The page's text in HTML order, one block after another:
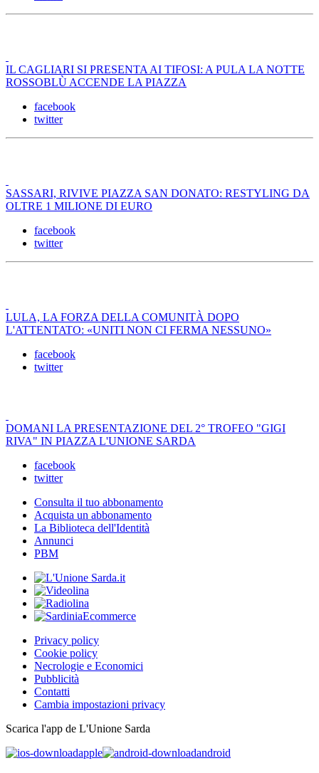
IL CAGLIARI SI PRESENTA AI TIFOSI: A PULA LA NOTTE
ROSSOBLÙ ACCENDE LA PIAZZA
facebook
twitter
SASSARI, RIVIVE PIAZZA SAN DONATO: RESTYLING DA
OLTRE 1 MILIONE DI EURO
facebook
twitter
LULA, LA FORZA DELLA COMUNITÀ DOPO
L'ATTENTATO: «UNITI NON CI FERMA NESSUNO»
facebook
twitter
DOMANI LA PRESENTAZIONE DEL 2° TROFEO "GIGI
RIVA" IN PIAZZA L'UNIONE SARDA
facebook
twitter
Consulta il tuo abbonamento
Acquista un abbonamento
La Biblioteca dell'Identità
Annunci
PBM
Privacy policy
Cookie policy
Necrologie e Economici
Pubblicità
Contatti
Cambia impostazioni privacy
Scarica l'app de L'Unione Sarda
apple
android